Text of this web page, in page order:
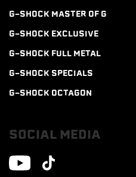
G-SHOCK MASTER OF G
G-SHOCK EXCLUSIVE
G-SHOCK FULL METAL
G-SHOCK SPECIALS
G-SHOCK OCTAGON
SOCIAL MEDIA